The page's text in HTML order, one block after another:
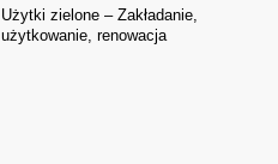
Użytki zielone – Zakładanie,
użytkowanie, renowacja